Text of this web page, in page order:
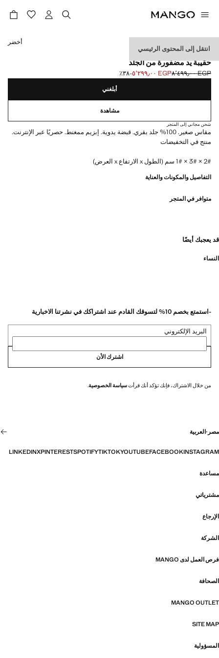
انتقل إلى المحتوى الرئيسي
متوفر حصريًا عبر الإنترنت
حقيبة يد مضفورة من الجلد
السعر الأول محذوف [EGP ٨٬٤٩٩٫٠٠ ]
EGP ٨٬٤٩٩٫٠٠
السعر الحالي [EGP ٥٬٢٩٩٫٠٠ ] EGP ٥٬٢٩٩٫٠٠ ؜-٣٨٪؜
حدد اللون
أخضر
أبلغني
مشاهدة
شحن مجاني إلى المتجر
مقاس صغير. 100% جلد بقري. قبضة يدوية. إبزيم ممغنط. حصريًا عبر الإنترنت.
منتج في التخفيضات
2# × 3# × 1# سم (الطول x الارتفاع x العرض)
التفاصيل والمكونات والعناية
متوافر في المتجر
قد يعجبك أيضًا
النساء
-استمتع بخصم 10% لتسوقك القادم عند اشتراكك في نشرتنا الاخبارية
البريد الإلكتروني
اشترك الأن
من خلال الاشتراك، فإنك تؤكد أنك قرأتسياسة الخصوصية.
مصر ·العربية
INSTAGRAM
FACEBOOK
YOUTUBE
TIKTOK
SPOTIFY
PINTEREST
X
LINKEDIN
مساعدة
مشترياتي
الإرجاع
الشركة
فرص العمل لدى MANGO
الصحافة
MANGO OUTLET
SITE MAP
المسؤولية